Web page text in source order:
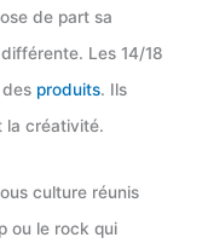
de part sa
Les 14/18
des produits. Ils
la créativité.
culture réunis
ou le rock qui